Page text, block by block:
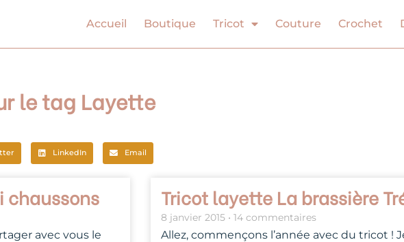
Accueil Boutique Tricot Couture Crochet
le tag Layette
LinkedIn Email
chaussons
avec vous le
Tricot layette La brassière
8 janvier 2015 14 commentaires
Allez, commençons l’année avec du tricot !